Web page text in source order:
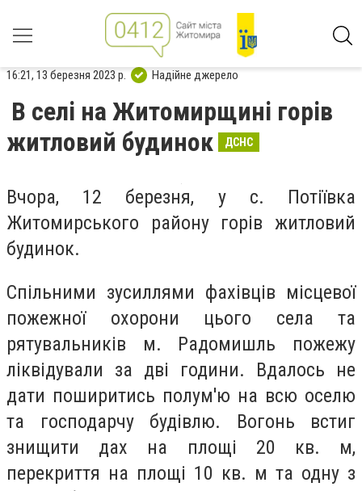
16:21, 13 березня 2023 р. Надійне джерело
В селі на Житомирщині горів
житловий будинок
ДСНС
Вчора, 12 березня, у с. Потіївка
Житомирського району горів житловий
будинок.
Спільними зусиллями фахівців місцевої
пожежної охорони цього села та
рятувальників м. Радомишль пожежу
ліквідували за дві години. Вдалось не
дати поширитись полум'ю на всю оселю
та господарчу будівлю. Вогонь встиг
знищити дах на площі 20 кв. м,
перекриття на площі 10 кв. м та одну з